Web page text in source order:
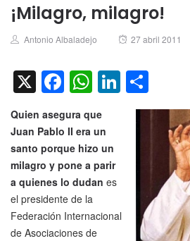
¡Milagro, milagro!
Author
Antonio Albaladejo
Posted
27 abril 2011
X Facebook
WhatsApp
LinkedIn
Quien asegura que
Juan Pablo II era un
santo porque hizo un
milagro y pone a parir
a quienes lo dudan es
el presidente de la
Federación Internacional
de Asociaciones de